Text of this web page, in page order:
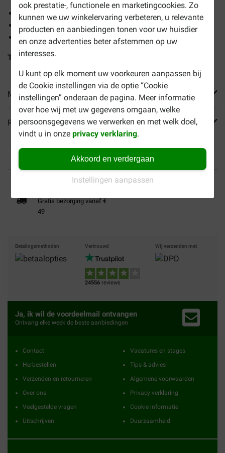
ook prestatie-, functionele en marketingcookies. Zo
kunnen we uw winkelervaring verbeteren, u relevante
producten en aanbiedingen tonen voor uw huisdier
en onze advertenties beter afstemmen op uw
interesses.
U kunt op elk moment uw voorkeuren aanpassen bij
de Cookie instellingen via de optie “Cookie
instellingen” onderaan de pagina. Meer informatie
over hoe wij met uw gegevens omgaan, welke
persoonsgegevens we verwerken en met welk doel,
vindt u in onzeprivacy verklaring.
Akkoord en verdergaan
Instellingen aanpassen
Vanaf de leeftijd van 7 jaar
Ondersteunt de spiermassa
Draagt bij aan een gezonde huid en vacht
Tip:Combineer met
Meer informatie
Reviews
Tot 40% goedkoper
Gratis bezorging vanaf €
49
Betalingsmethoden Vertrouwd
24556 reviews
Wij verzenden met
Ja, ik wil de voordeelmail ontvangen
Ontvang elke week de beste aanbiedingen
Contact
Herbestellen
Verzenden en retourneren
Over ons
Veelgestelde vragen
Uitschrijven
Vacatures en stages
Tips & advies
Algemene voorwaarden
Privacy verklaring
Cookie informatie
Duurzaamheid